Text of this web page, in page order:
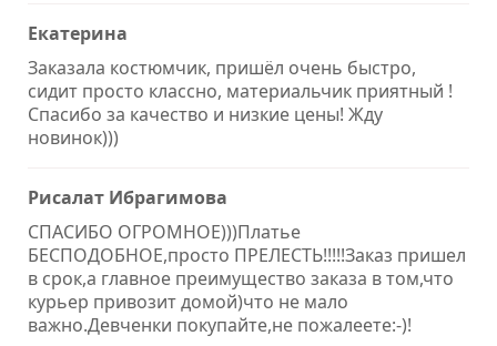
Екатерина
Заказала костюмчик, пришёл очень быстро,
сидит просто классно, материальчик приятный !
Спасибо за качество и низкие цены! Жду
новинок)))
Рисалат Ибрагимова
СПАСИБО ОГРОМНОЕ)))Платье
БЕСПОДОБНОЕ,просто ПРЕЛЕСТЬ!!!!!Заказ пришел
в срок,а главное преимущество заказа в том,что
курьер привозит домой)что не мало
важно.Девченки покупайте,не пожалеете:-)!